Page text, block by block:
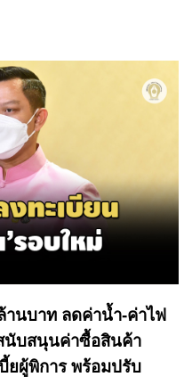
านบาท ลดค่าน้ำ-ค่าไฟ
นับสนุนค่าซื้อสินค้า
ยผู้พิการ พร้อมปรับ